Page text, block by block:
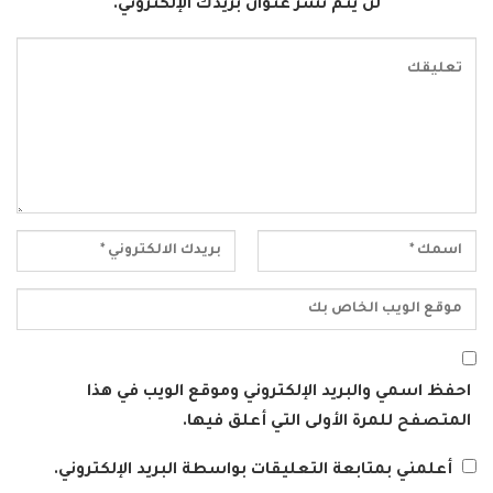
لن يتم نشر عنوان بريدك الإلكتروني.
احفظ اسمي والبريد الإلكتروني وموقع الويب في هذا
المتصفح للمرة الأولى التي أعلق فيها.
أعلمني بمتابعة التعليقات بواسطة البريد الإلكتروني.